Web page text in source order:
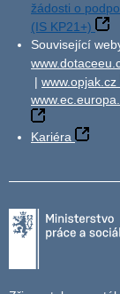
žádosti o
(IS KP21+)
Související
| www.opjak.cz
Kariéra